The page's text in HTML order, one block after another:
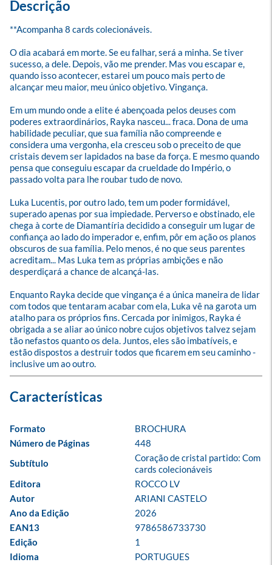
Descrição
**Acompanha 8 cards colecionáveis.
O dia acabará em morte. Se eu falhar, será a minha. Se tiver
sucesso, a dele. Depois, vão me prender. Mas vou escapar e,
quando isso acontecer, estarei um pouco mais perto de
alcançar meu maior, meu único objetivo. Vingança.
Em um mundo onde a elite é abençoada pelos deuses com
poderes extraordinários, Rayka nasceu... fraca. Dona de uma
habilidade peculiar, que sua família não compreende e
considera uma vergonha, ela cresceu sob o preceito de que
cristais devem ser lapidados na base da força. E mesmo quando
pensa que conseguiu escapar da crueldade do Império, o
passado volta para lhe roubar tudo de novo.
Luka Lucentis, por outro lado, tem um poder formidável,
superado apenas por sua impiedade. Perverso e obstinado, ele
chega à corte de Diamantíria decidido a conseguir um lugar de
confiança ao lado do imperador e, enfim, pôr em ação os planos
obscuros de sua família. Pelo menos, é no que seus parentes
acreditam... Mas Luka tem as próprias ambições e não
desperdiçará a chance de alcançá-las.
Enquanto Rayka decide que vingança é a única maneira de lidar
com todos que tentaram acabar com ela, Luka vê na garota um
atalho para os próprios fins. Cercada por inimigos, Rayka é
obrigada a se aliar ao único nobre cujos objetivos talvez sejam
tão nefastos quanto os dela. Juntos, eles são imbatíveis, e
estão dispostos a destruir todos que ficarem em seu caminho -
inclusive um ao outro.
Formato
BROCHURA
Número de Páginas
448
Subtítulo
Coração de cristal partido: Com
cards colecionáveis
Editora
ROCCO LV
Autor
ARIANI CASTELO
Ano da Edição
2026
EAN13
9786586733730
Edição
1
Idioma
PORTUGUES